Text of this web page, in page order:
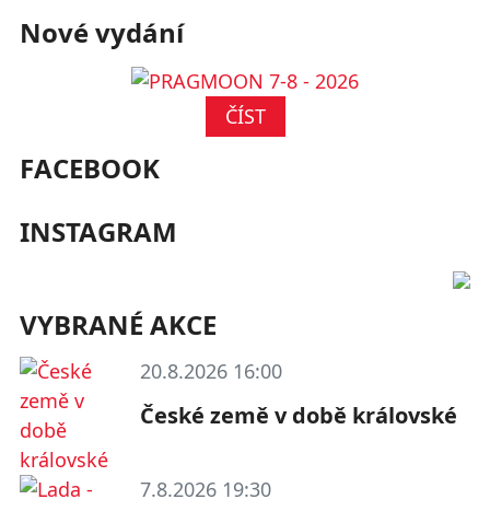
Nové vydání
ČÍST
FACEBOOK
INSTAGRAM
VYBRANÉ AKCE
20.8.2026 16:00
České země v době královské
7.8.2026 19:30